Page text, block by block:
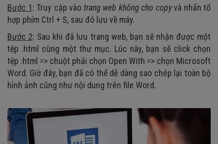
Bước 1: Truy cập vào trang web không cho copyvà nhấn tổ
hợp phím Ctrl + S, sau đó lưu về máy.
Bước 2: Sau khi đã lưu trang web, bạn sẽ nhận được một
tệp .html cùng một thư mục. Lúc này, bạn sẽ click chọn
tệp .html => chuột phải chọn Open With => chọn Microsoft
Word. Giờ đây, bạn đã có thể dễ dàng sao chép lại toàn bộ
hình ảnh cũng như nội dung trên file Word.